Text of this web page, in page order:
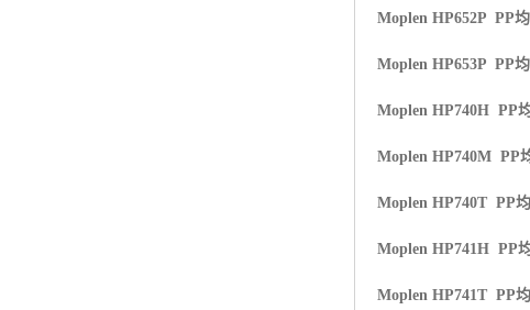
Moplen HP652P PP
Moplen HP653P PP
Moplen HP740H PP
Moplen HP740M PP
Moplen HP740T PP
Moplen HP741H PP
Moplen HP741T PP